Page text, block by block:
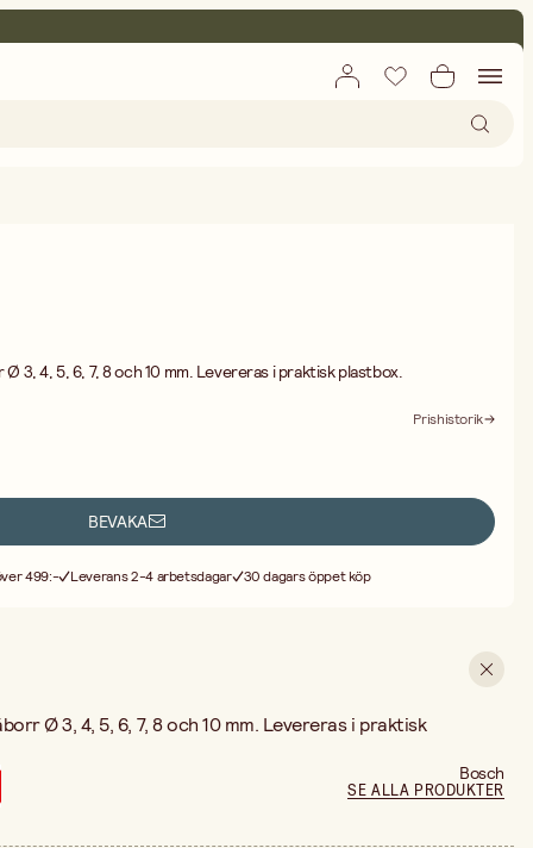
3, 4, 5, 6, 7, 8 och 10 mm. Levereras i praktisk plastbox.
Prishistorik
BEVAKA
499:- Leverans 2-4 arbetsdagar 30 dagars öppet köp
Ø 3, 4, 5, 6, 7, 8 och 10 mm. Levereras i praktisk
Bosch
SE ALLA PRODUKTER